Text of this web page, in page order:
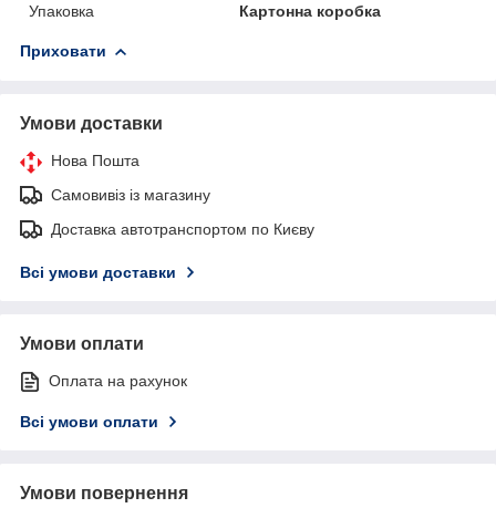
Упаковка
Картонна коробка
Приховати
Умови доставки
Нова Пошта
Самовивіз із магазину
Доставка автотранспортом по Києву
Всі умови доставки
Умови оплати
Оплата на рахунок
Всі умови оплати
Умови повернення